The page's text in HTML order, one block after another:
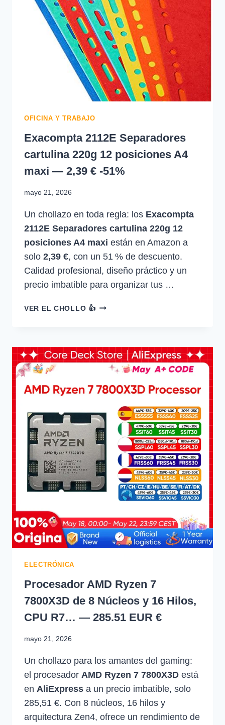
—
119,99
€
-40%
OFICINA Y TRABAJO
Exacompta 2112E Separadores
cartulina 220g 12 posiciones A4
maxi — 2,39 € -51%
mayo 21, 2026
Un chollazo en toda regla: los Exacompta
2112E Separadores cartulina 220g 12
posiciones A4 maxi están en Amazon a
solo 2,39 €, con un 51 % de descuento.
Calidad profesional, diseño práctico y un
precio imbatible para organizar tus …
VER EL CHOLLO 👍EXACOMPTA
220G
12
POSICIONES
A4
2,39
€
-51%
ELECTRÓNICA
Procesador AMD Ryzen 7
7800X3D de 8 Núcleos y 16 Hilos,
CPU R7… — 285.51 EUR €
mayo 21, 2026
Un chollazo para los amantes del gaming:
el procesador AMD Ryzen 7 7800X3D está
en AliExpress a un precio imbatible, solo
285,51 €. Con 8 núcleos, 16 hilos y
arquitectura Zen4, ofrece un rendimiento de